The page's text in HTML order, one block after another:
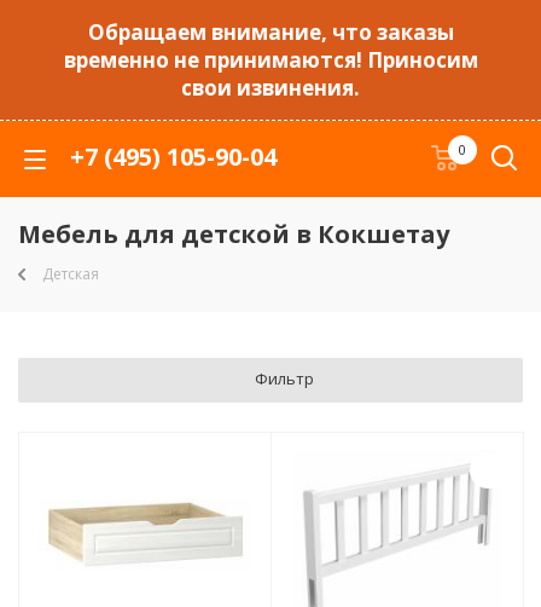
Обращаем внимание, что заказы
временно не принимаются! Приносим
свои извинения.
+7 (495) 105-90-04 0
Мебель для детской в Кокшетау
Детская
Фильтр